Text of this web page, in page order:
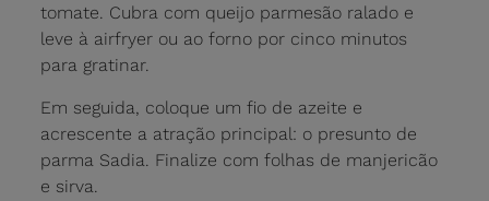
tomate. Cubra com queijo parmesão ralado e
leve à airfryer ou ao forno por cinco minutos
para gratinar.
Em seguida, coloque um fio de azeite e
acrescente a atração principal: o presunto de
parma Sadia. Finalize com folhas de manjericão
e sirva.